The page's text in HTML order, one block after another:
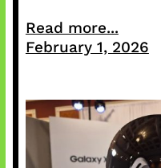
Read more...
February 1, 2026